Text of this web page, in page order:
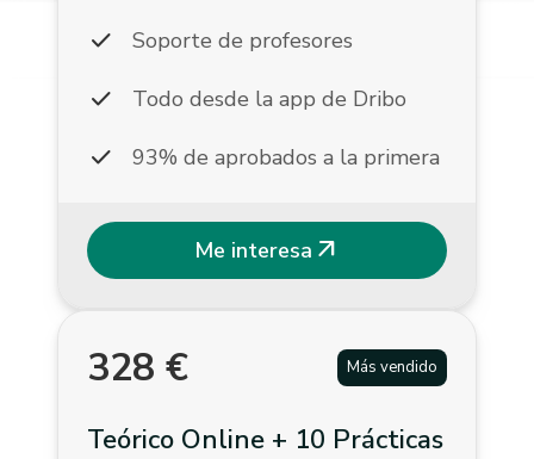
check Soporte de profesores
check Todo desde la app de Dribo
check 93% de aprobados a la primera
Me interesa arrow_outward
328 € Más vendido
Teórico Online + 10 Prácticas